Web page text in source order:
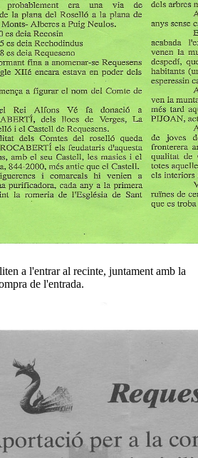
a l'entrar al recinte, juntament amb la
de l'entrada.